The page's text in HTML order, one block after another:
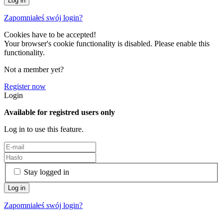
Zapomniałeś swój login?
Cookies have to be accepted!
Your browser's cookie functionality is disabled. Please enable this
functionality.
Not a member yet?
Register now
Login
Available for registred users only
Log in to use this feature.
Stay logged in
Zapomniałeś swój login?